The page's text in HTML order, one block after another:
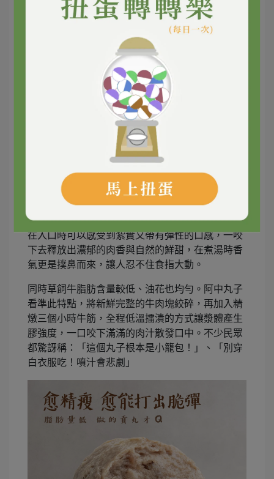
事實上「阿中丸子」在挑選食材上可說是一點都不
馬虎，並非所有牛肉都有資格作成貢丸。嚴格挑選
牛採自由放養的飼養方式，讓牠們自然成長，不僅
減少壓力、也能提升肉質風味，讓牛肉的纖維更緊
在入口時可以感受到紮實又帶有彈性的口感，一咬
下去釋放出濃郁的肉香與自然的鮮甜，在煮湯時香
氣更是撲鼻而來，讓人忍不住食指大動。
同時草飼牛脂肪含量較低、油花也均勻。阿中丸子
看準此特點，將新鮮完整的牛肉塊絞碎，再加入精
燉三個小時牛筋，全程低溫擂潰的方式讓漿體產生
膠強度，一口咬下滿滿的肉汁散發口中。不少民眾
都驚訝稱：「這個丸子根本是小籠包！」、「別穿
白衣服吃！噴汁會悲劇」